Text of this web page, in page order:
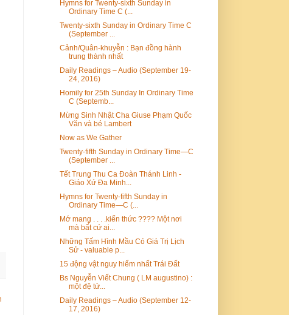
Hymns for Twenty-sixth Sunday in
Ordinary Time C (...
Twenty-sixth Sunday in Ordinary Time C
(September ...
Cảnh/Quân-khuyễn : Bạn đồng hành
trung thành nhất
Daily Readings – Audio (September 19-
24, 2016)
Homily for 25th Sunday In Ordinary Time
C (Septemb...
Mừng Sinh Nhật Cha Giuse Phạm Quốc
Văn và bé Lambert
Now as We Gather
Twenty-fifth Sunday in Ordinary Time—C
(September ...
Tết Trung Thu Ca Đoàn Thánh Linh -
Giáo Xứ Đa Minh...
Hymns for Twenty-fifth Sunday in
Ordinary Time—C (...
Mớ mang . . . .kiến thức ???? Một nơi
mà bất cứ ai...
Những Tấm Hình Mầu Có Giá Trị Lịch
Sử - valuable p...
15 động vật nguy hiểm nhất Trái Đất
Bs Nguyễn Viết Chung ( LM augustino) :
một đệ tử...
Daily Readings – Audio (September 12-
17, 2016)